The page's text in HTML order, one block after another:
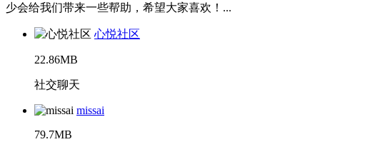
少会给我们带来一些帮助，希望大家喜欢！...
心悦社区
22.86MB
社交聊天
missai
79.7MB